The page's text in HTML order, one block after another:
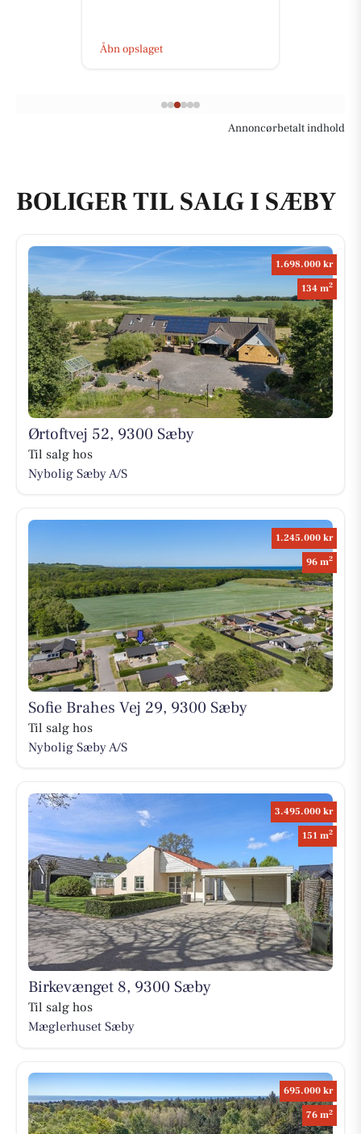
Åbn opslaget
Annoncørbetalt indhold
BOLIGER TIL SALG I SÆBY
1.698.000 kr
134 m2
Ørtoftvej 52, 9300 Sæby
Til salg hos
Nybolig Sæby A/S
1.245.000 kr
96 m2
Sofie Brahes Vej 29, 9300 Sæby
Til salg hos
Nybolig Sæby A/S
3.495.000 kr
151 m2
Birkevænget 8, 9300 Sæby
Til salg hos
Mæglerhuset Sæby
695.000 kr
76 m2